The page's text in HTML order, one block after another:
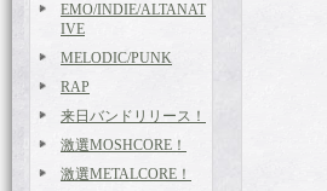
EMO/INDIE/ALTANAT
IVE
MELODIC/PUNK
RAP
来日バンドリリース！
激選MOSHCORE！
激選METALCORE！